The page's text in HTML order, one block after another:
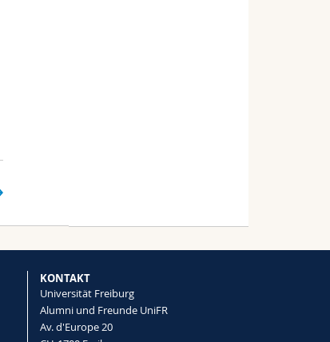
KONTAKT
Universität Freiburg
Alumni und Freunde UniFR
Av. d'Europe 20